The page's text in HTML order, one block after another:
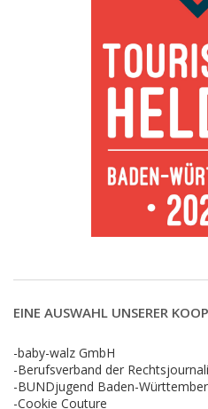
EINE AUSWAHL UNSERER
-baby-walz GmbH
-Berufsverband der
-BUNDjugend Baden-
-Cookie Couture